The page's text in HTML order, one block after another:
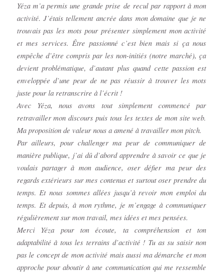
Yéza m’a permis une grande prise de recul par rapport à mon
activité. J’étais tellement ancrée dans mon domaine que je ne
trouvais pas les mots pour présenter simplement mon activité
et mes services. Être passionné c’est bien mais si ça nous
empêche d’être compris par les non-initiés (notre marché), ça
devient problématique, d’autant plus quand cette passion est
enveloppée d’une peur de ne pas réussir à trouver les mots
juste pour la retranscrire à l’écrit !
Avec Yéza, nous avons tout simplement commencé par
retravailler mon discours puis tous les textes de mon site web.
Ma proposition de valeur nous a amené à travailler mon pitch.
Par ailleurs, pour challenger ma peur de communiquer de
manière publique, j’ai dû d’abord apprendre à savoir ce que je
voulais partager à mon audience, oser défier ma peur des
regards extérieurs sur mes contenus et surtout oser prendre du
temps. Et nous sommes allées jusqu’à revoir mon emploi du
temps. Et depuis, à mon rythme, je m’engage à communiquer
régulièrement sur mon travail, mes idées et mes pensées.
Merci Yéza pour ton écoute, ta compréhension et ton
adaptabilité à tous les terrains d’activité ! Tu as su saisir non
pas le concept de mon activité mais aussi ma démarche et mon
approche pour aboutir à une communication qui me ressemble